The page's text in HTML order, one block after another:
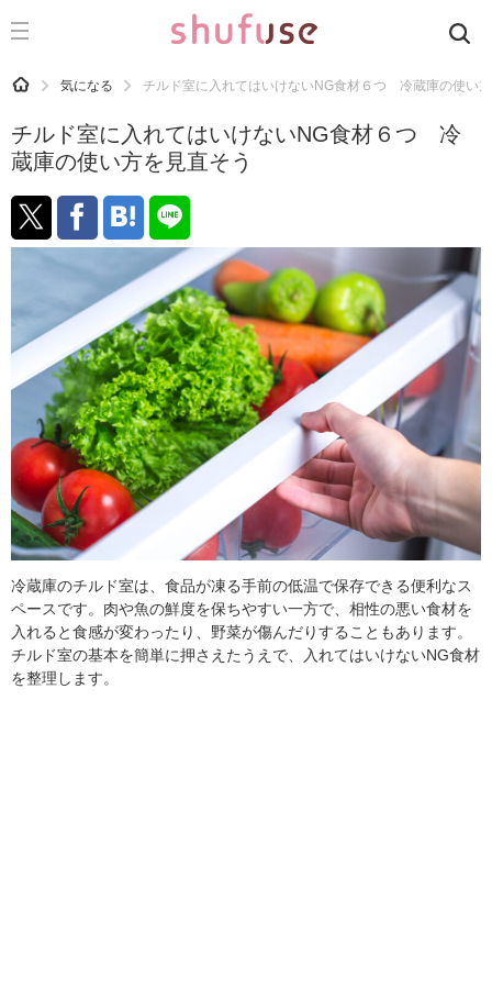
CATEGORY 記事カテゴリ
運気
洗濯
生活の知恵
掃除
マナー
趣味
食材辞典
おすすめ
HOME 気になる チルド室に入れてはいけないNG食材６つ 冷蔵庫の使い
チルド室に入れてはいけないNG食材６つ 冷
蔵庫の使い方を見直そう
冷蔵庫のチルド室は、食品が凍る手前の低温で保存できる便利なス
ペースです。肉や魚の鮮度を保ちやすい一方で、相性の悪い食材を
入れると食感が変わったり、野菜が傷んだりすることもあります。
チルド室の基本を簡単に押さえたうえで、入れてはいけないNG食材
を整理します。